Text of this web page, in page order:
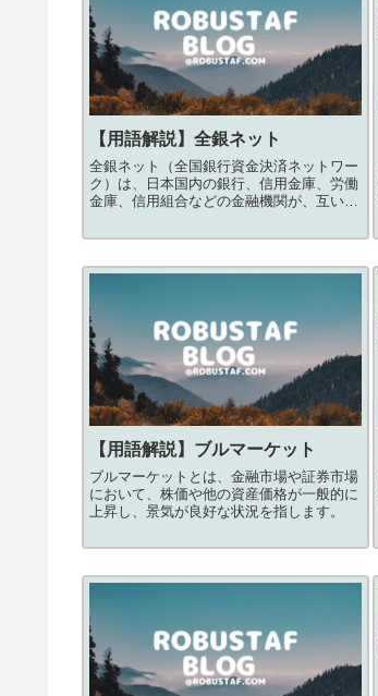
【用語解説】全銀ネット
全銀ネット（全国銀行資金決済ネットワー
ク）は、日本国内の銀行、信用金庫、労働
金庫、信用組合などの金融機関が、互いに
ンフラストラクチャーを提供・運営してい
【用語解説】 ブルマーケット
ブルマーケットとは、金融市場や証券市場
において、株価や他の資産価格が一般的に
上昇し、景気が良好な状況を指します。